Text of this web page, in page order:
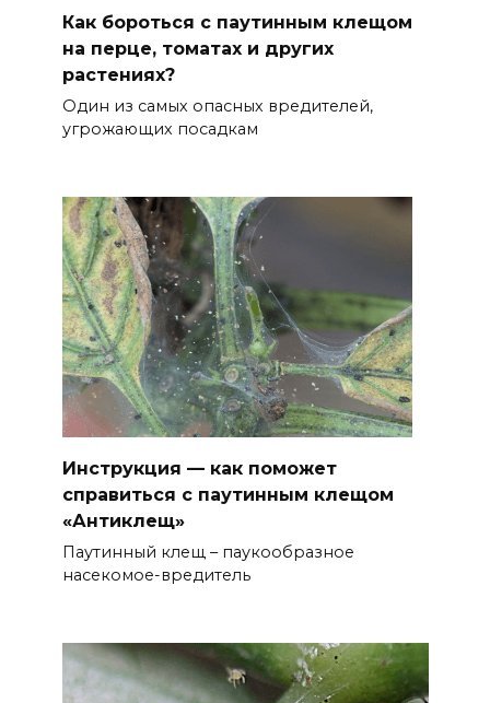
Как бороться с паутинным клещом
на перце, томатах и других
растениях?
Один из самых опасных вредителей,
угрожающих посадкам
Инструкция — как поможет
справиться с паутинным клещом
«Антиклещ»
Паутинный клещ – паукообразное
насекомое-вредитель